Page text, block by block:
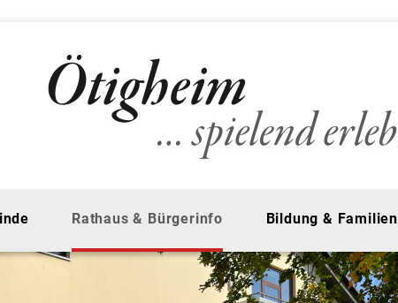
Rathaus & Bürgerinfo Bildung & Familien